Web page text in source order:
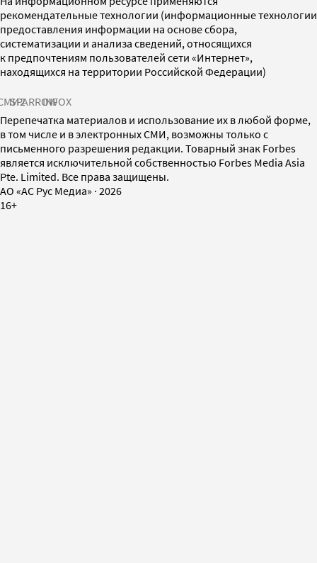
рекомендательные технологии (информационные технологии
предоставления информации на основе сбора,
систематизации и анализа сведений, относящихся
к предпочтениям пользователей сети «Интернет»,
находящихся на территории Российской Федерации)
SPARROWINFOX
Перепечатка материалов и использование их в любой форме,
в том числе и в электронных СМИ, возможны только с
письменного разрешения редакции. Товарный знак Forbes
является исключительной собственностью Forbes Media Asia
Pte. Limited. Все права защищены.
AO «АС Рус Медиа» · 2026
16+